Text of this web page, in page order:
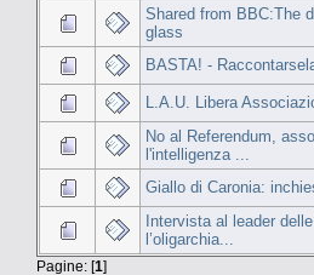
Shared from BBC:The
glass
BASTA! -
L.A.U. Libera
No al Referendum,
l'intelligenza ...
Giallo di Caronia:
Intervista al leader
l’oligarchia...
Pagine: [1]